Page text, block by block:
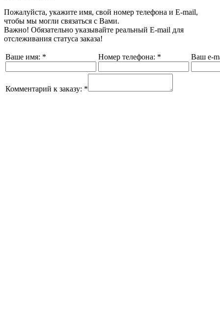
Пожалуйста, укажите имя, свой номер телефона и E-mail,
чтобы мы могли связаться с Вами.
Важно! Обязательно указывайте реальный E-mail для
отслеживания статуса заказа!
Ваше имя: * Номер телефона: * Ваш e-
Комментарий к заказу: *